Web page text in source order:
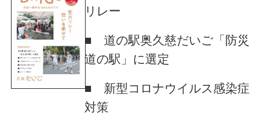
リレー
■ 道の駅奥久慈だいご「防災
道の駅」に選定
■ 新型コロナウイルス感染症
対策